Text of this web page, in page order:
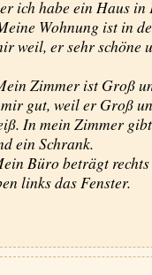
ich habe ein Haus in
Wohnung ist in
weil, er sehr schöne
Zimmer ist Groß
gut, weil er Groß
In mein Zimmer
ein Schrank.
Büro beträgt
links das Fenster.